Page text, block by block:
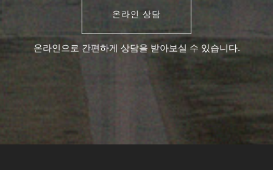
온라인 상담
온라인으로 간편하게 상담을 받아보실 수 있습니다.